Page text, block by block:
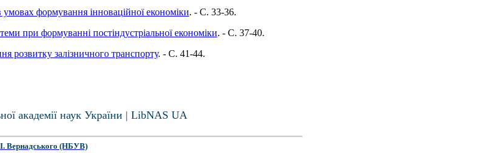
умовах формування інноваційної економіки. - C. 33-36.
при формуванні постіндустріальної економіки. - C. 37-40.
розвитку залізничного транспорту. - C. 41-44.
академії наук України | LibNAS UA
І. Вернадського (НБУВ)